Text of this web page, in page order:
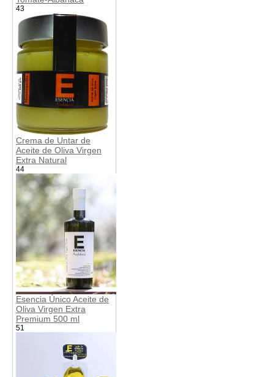
43
Crema de Untar de
Aceite de Oliva Virgen
Extra Natural
44
Esencia Único Aceite de
Oliva Virgen Extra
Premium 500 ml
51